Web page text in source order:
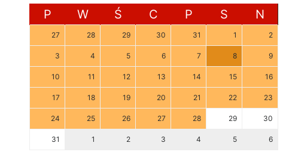
P W Ś C P S N
27 28 29 30 31 1 2
3 4 5 6 7 8 9
10 11 12 13 14 15 16
17 18 19 20 21 22 23
24 25 26 27 28 29 30
31 1 2 3 4 5 6